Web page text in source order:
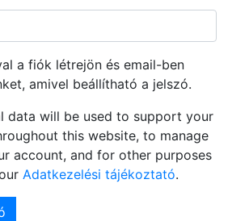
a fiók létrejön és email-ben
amivel beállítható a jelszó.
data will be used to support your
this website, to manage
account, and for other purposes
Adatkezelési tájékoztató.